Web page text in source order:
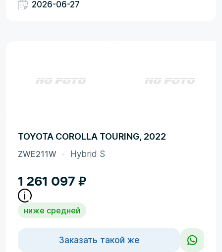
2026-06-27
TOYOTA COROLLA TOURING, 2022
ZWE211W Hybrid S
1 261 097 ₽
ниже средней
Заказать такой же